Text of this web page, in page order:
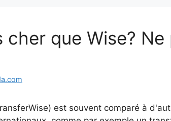
cher que Wise? Ne
est souvent comparé à